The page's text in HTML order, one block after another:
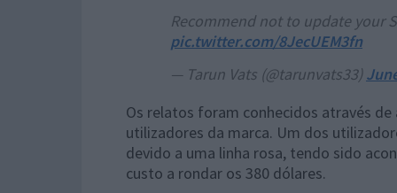
Recommend not to update your
pic.twitter.com/8JecUEM3fn
— Tarun Vats (@tarunvats33)
Os relatos foram conhecidos através
utilizadores da marca. Um dos
devido a uma linha rosa, tendo sido
custo a rondar os 380 dólares.